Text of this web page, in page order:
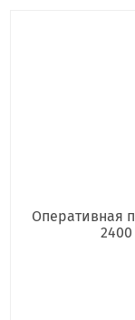
Оперативная
2400